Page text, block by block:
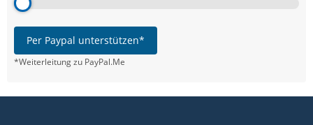
Per Paypal unterstützen*
*Weiterleitung zu PayPal.Me